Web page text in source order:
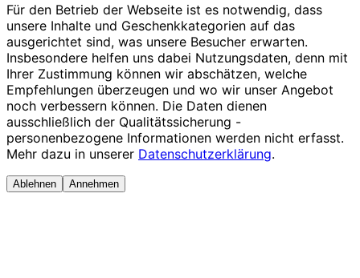
Für den Betrieb der Webseite ist es notwendig, dass
unsere Inhalte und Geschenkkategorien auf das
ausgerichtet sind, was unsere Besucher erwarten.
Insbesondere helfen uns dabei Nutzungsdaten, denn mit
Ihrer Zustimmung können wir abschätzen, welche
Empfehlungen überzeugen und wo wir unser Angebot
noch verbessern können. Die Daten dienen
ausschließlich der Qualitätssicherung -
personenbezogene Informationen werden nicht erfasst.
Mehr dazu in unserer Datenschutzerklärung.
Ablehnen Annehmen